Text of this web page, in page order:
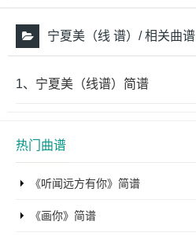
宁夏美（线 谱）/ 相关曲谱
1、 宁夏美（线谱）简谱
热门曲谱
《听闻远方有你》简谱
《画你》简谱